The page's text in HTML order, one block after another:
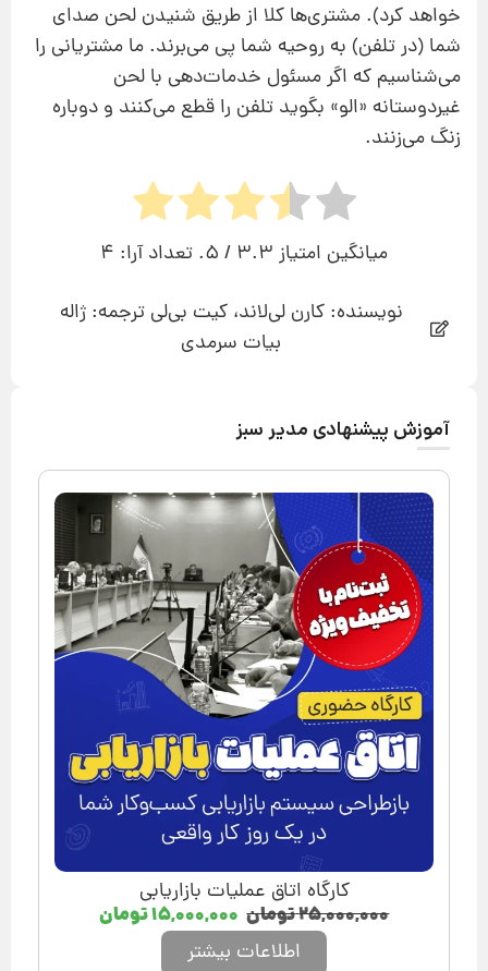
خواهد کرد). مشتری‌ها کلا از طریق شنیدن لحن صدای
شما (در تلفن) به روحیه‌ شما پی می‌برند. ما مشتریانی را
می‌شناسیم که اگر مسئول خدمات‌دهی با لحن
غیردوستانه «الو» بگوید تلفن را قطع می‌کنند و دوباره
زنگ می‌زنند.
میانگین امتیاز 3.3 / 5. تعداد آرا:
4
نویسنده: کارن لی‌لاند، کیت بی‌لی ترجمه: ژاله
بیات سرمدی
آموزش پیشنهادی مدیر سبز
کارگاه اتاق عملیات بازاریابی
۲۵,۰۰۰,۰۰۰تومان ۱۵,۰۰۰,۰۰۰تومان
اطلاعات بیشتر